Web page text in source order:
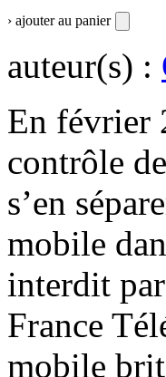
› ajouter au panier
auteur(s) :
En février
contrôle
s’en
mobile
interdit
France
mobile